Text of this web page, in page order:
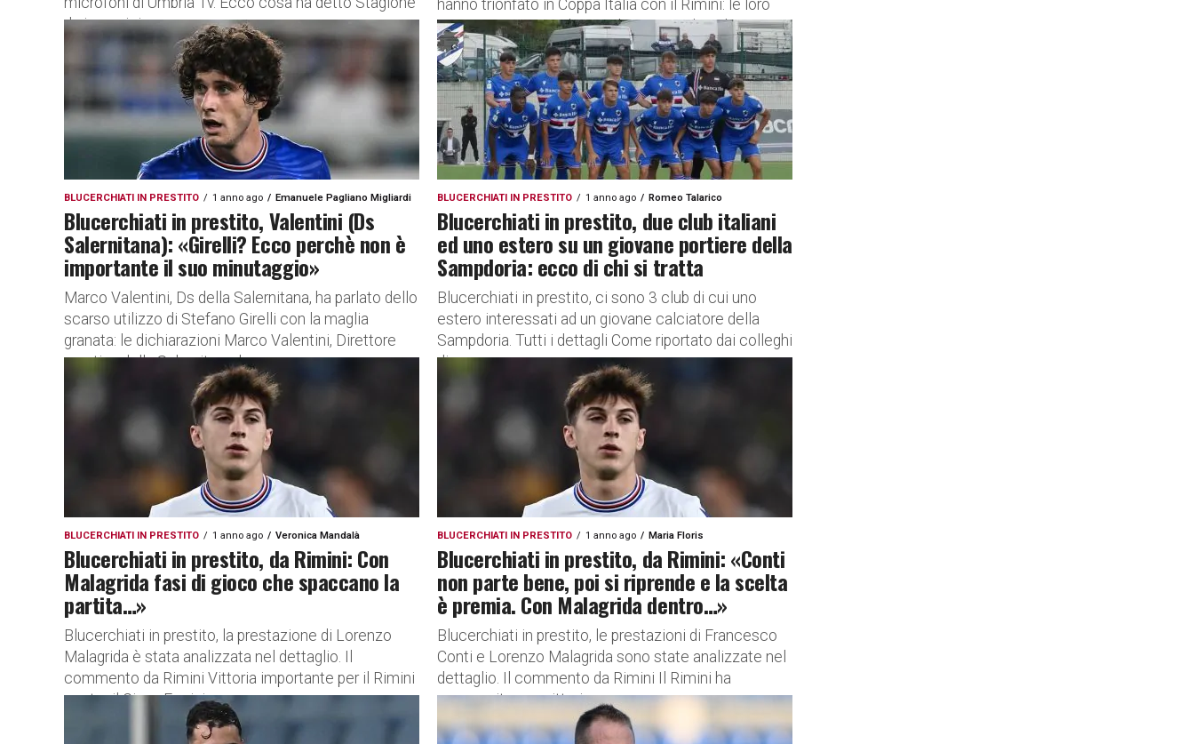
da incorniciare per...
hanno trionfato in Coppa Italia con il Rimini: le loro
prestazioni Serata da ricordare per Malagrida, Conti e
Leonardi....
BLUCERCHIATI IN PRESTITO 1 anno ago Emanuele Pagliano Migliardi
Blucerchiati in prestito, Valentini (Ds
Salernitana): «Girelli? Ecco perchè non è
importante il suo minutaggio»
Marco Valentini, Ds della Salernitana, ha parlato dello
scarso utilizzo di Stefano Girelli con la maglia
granata: le dichiarazioni Marco Valentini, Direttore
sportivo della Salernitana, ha...
BLUCERCHIATI IN PRESTITO 1 anno ago Romeo Talarico
Blucerchiati in prestito, due club italiani
ed uno estero su un giovane portiere della
Sampdoria: ecco di chi si tratta
Blucerchiati in prestito, ci sono 3 club di cui uno
estero interessati ad un giovane calciatore della
Sampdoria. Tutti i dettagli Come riportato dai colleghi
di...
BLUCERCHIATI IN PRESTITO 1 anno ago Veronica Mandalà
Blucerchiati in prestito, da Rimini: Con
Malagrida fasi di gioco che spaccano la
partita…»
Blucerchiati in prestito, la prestazione di Lorenzo
Malagrida è stata analizzata nel dettaglio. Il
commento da Rimini Vittoria importante per il Rimini
contro il Giana Erminio...
BLUCERCHIATI IN PRESTITO 1 anno ago Maria Floris
Blucerchiati in prestito, da Rimini: «Conti
non parte bene, poi si riprende e la scelta
è premia. Con Malagrida dentro…»
Blucerchiati in prestito, le prestazioni di Francesco
Conti e Lorenzo Malagrida sono state analizzate nel
dettaglio. Il commento da Rimini Il Rimini ha
conseguito una vittoria...